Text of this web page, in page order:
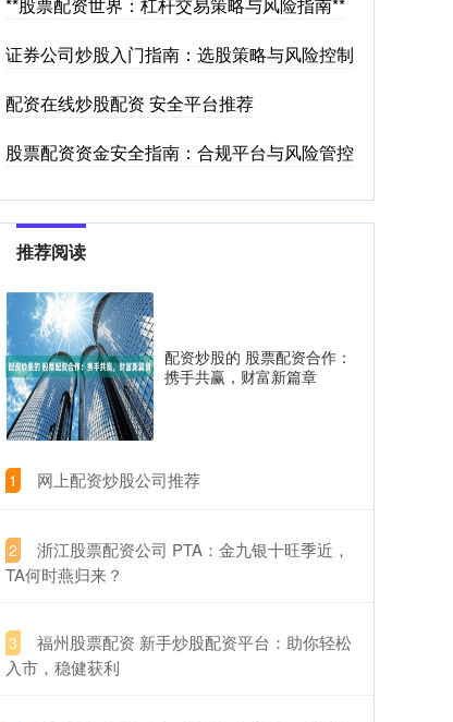
证券公司炒股入门指南：选股策略与风险控制
配资在线炒股配资 安全平台推荐
股票配资资金安全指南：合规平台与风险管控
推荐阅读
配资炒股的 股票配资合作：
携手共赢，财富新篇章
1 ​网上配资炒股公司推荐
2
​浙江股票配资公司 PTA：金九银十旺季近，
TA何时燕归来？
3
​福州股票配资 新手炒股配资平台：助你轻松
入市，稳健获利